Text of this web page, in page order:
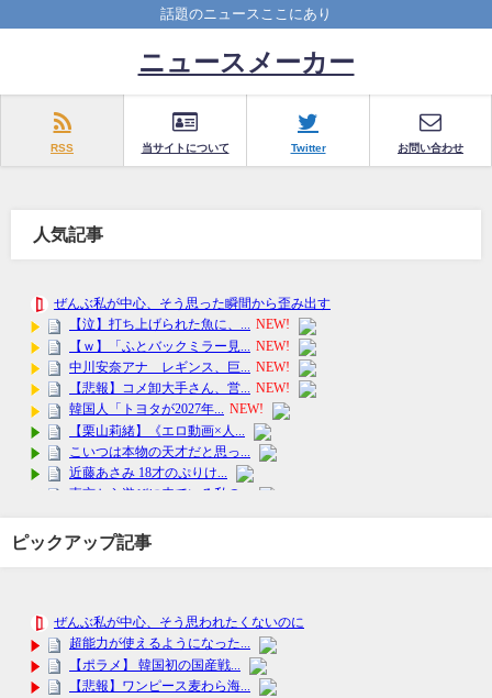
話題のニュースここにあり
ニュースメーカー
RSS 当サイトについて Twitter お問い合わせ
人気記事
ピックアップ記事